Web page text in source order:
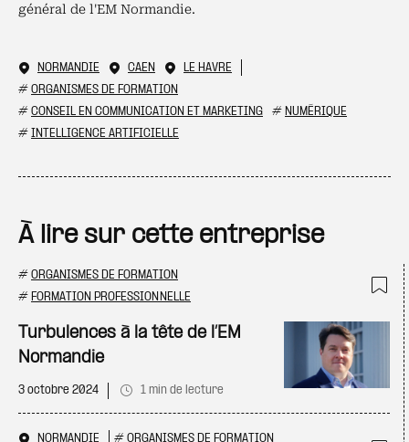
général de l'EM Normandie.
NORMANDIE CAEN
LE HAVRE
# ORGANISMES DE FORMATION
# CONSEIL EN COMMUNICATION ET MARKETING # NUMÉRIQUE
# INTELLIGENCE ARTIFICIELLE
À lire sur cette entreprise
# ORGANISMES DE FORMATION
# FORMATION PROFESSIONNELLE
Turbulences à la tête de l’EM
Normandie
3 octobre 2024 1 min de lecture
NORMANDIE # ORGANISMES DE FORMATION